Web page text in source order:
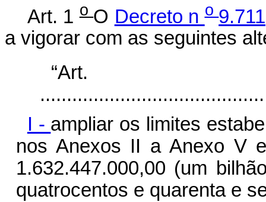
Art. 1o O Decreto no
a vigorar com as seguintes
I - ampliar os limites
nos Anexos II a Anexo V
1.632.447.000,00 (um
quatrocentos e quarenta e